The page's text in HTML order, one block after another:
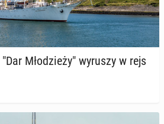
Mło­dzie­ży" wyruszy w rejs